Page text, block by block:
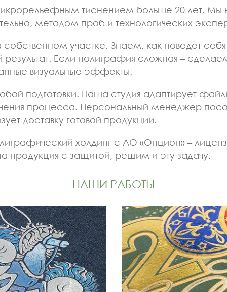
тиснением больше 20 лет. Мы
методом проб и технологических
участке. Знаем, как поведет
Если полиграфия сложная –
визуальные эффекты.
подготовки. Наша студия адаптирует
процесса. Персональный менеджер
доставку готовой продукции.
холдинг с АО «Опцион» –
с защитой, решим и эту задачу.
НАШИ РАБОТЫ